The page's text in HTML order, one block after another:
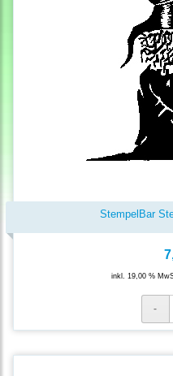
StempelBar
inkl. 19,00 %